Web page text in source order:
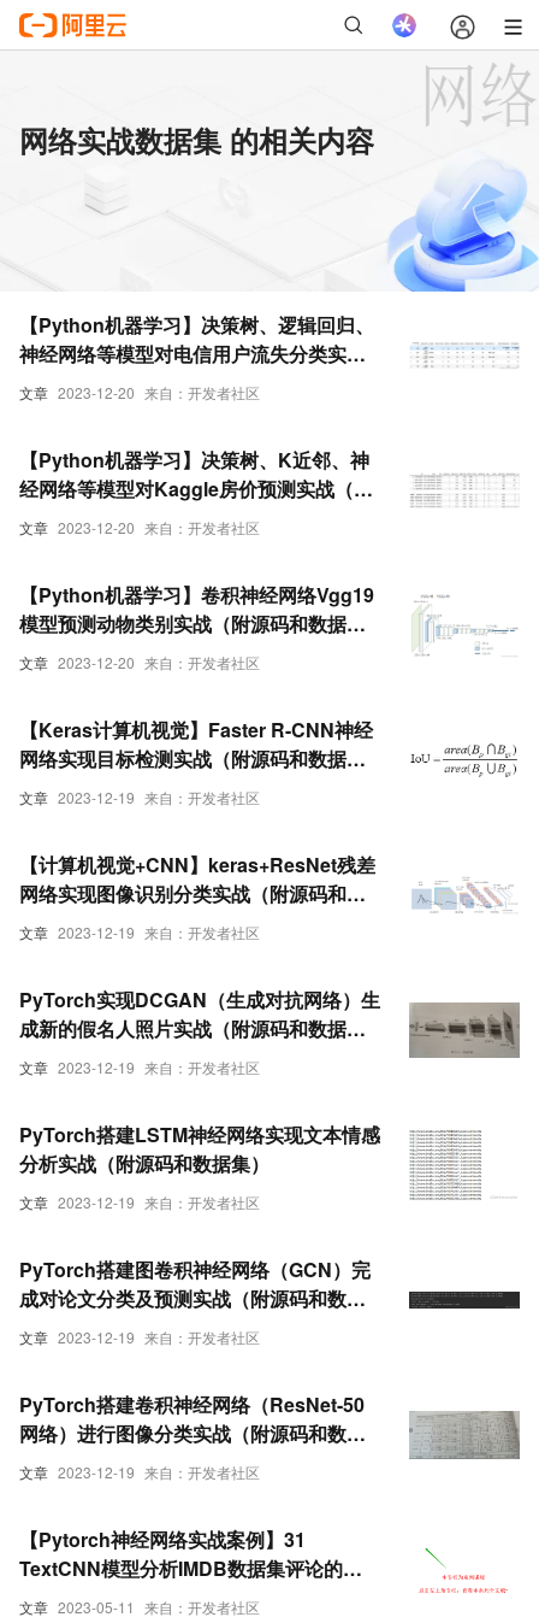
网络实战数据集 的相关内容
文章 2023-12-20 来自：开发者社区
【Python机器学习】决策树、逻辑回归、
神经网络等模型对电信用户流失分类实战
（附源码和数据集）
文章 2023-12-20 来自：开发者社区
【Python机器学习】决策树、K近邻、神
经网络等模型对Kaggle房价预测实战（附
源码和数据集）
文章 2023-12-20 来自：开发者社区
【Python机器学习】卷积神经网络Vgg19
模型预测动物类别实战（附源码和数据
集）
文章 2023-12-19 来自：开发者社区
【Keras计算机视觉】Faster R-CNN神经
网络实现目标检测实战（附源码和数据集
超详细）
文章 2023-12-19 来自：开发者社区
【计算机视觉+CNN】keras+ResNet残差
网络实现图像识别分类实战（附源码和数
据集 超详细）
文章 2023-12-19 来自：开发者社区
PyTorch实现DCGAN（生成对抗网络）生
成新的假名人照片实战（附源码和数据
集）
文章 2023-12-19 来自：开发者社区
PyTorch搭建LSTM神经网络实现文本情感
分析实战（附源码和数据集）
文章 2023-12-19 来自：开发者社区
PyTorch搭建图卷积神经网络（GCN）完
成对论文分类及预测实战（附源码和数据
集）
文章 2023-12-19 来自：开发者社区
PyTorch搭建卷积神经网络（ResNet-50
网络）进行图像分类实战（附源码和数据
集）
文章 2023-05-11 来自：开发者社区
【Pytorch神经网络实战案例】31
TextCNN模型分析IMDB数据集评论的积
极与消极